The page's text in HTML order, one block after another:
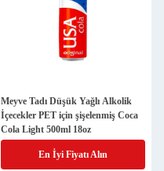
Meyve Tadı Düşük Yağlı Alkolik
İçecekler PET için şişelenmiş Coca
Cola Light 500ml 18oz
En İyi Fiyatı Alın